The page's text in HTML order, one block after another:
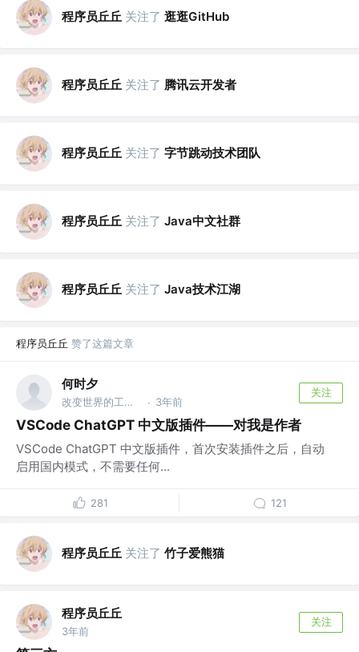
程序员丘丘 关注了 逛逛GitHub
程序员丘丘 关注了 腾讯云开发者
程序员丘丘 关注了 字节跳动技术团队
程序员丘丘 关注了 Java中文社群
程序员丘丘 关注了 Java技术江湖
程序员丘丘 赞了这篇文章
何时夕
改变世界的工程师 @有意思有限公司 · 3年前
关注
VSCode ChatGPT 中文版插件——对我是作者
VSCode ChatGPT 中文版插件，首次安装插件之后，自动
启用国内模式，不需要任何...
281 121
程序员丘丘 关注了 竹子爱熊猫
程序员丘丘
3年前
关注